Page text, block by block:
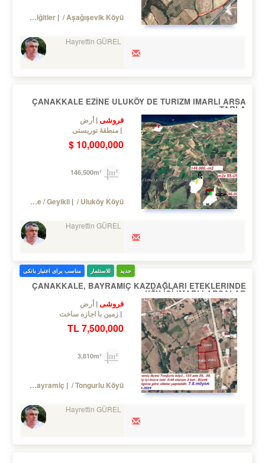
/ Yiğitler / Aşağışevik Köyü
Hayrettin GÜREL
ÇANAKKALE EZİNE ULUKÖY DE TURIZM IMARLI ARSA
TARLA
فروشی أرض
منطقهٔ توریستی
10,000,000 $
Turkey Çanakkale / Ezine / Geyikli / Uluköy Köyü
Hayrettin GÜREL
جدید للاستثمار مناسب برای اعتبار بانکی
ÇANAKKALE, BAYRAMIÇ KAZDAĞLARI ETEKLERINDE
KÖY İÇİ IMARLI ARSALAR
فروشی أرض
زمین با اجازه ساخت
7,500,000 TL
Turkey Çanakkale / Bayramiç / Tongurlu Köyü
Hayrettin GÜREL